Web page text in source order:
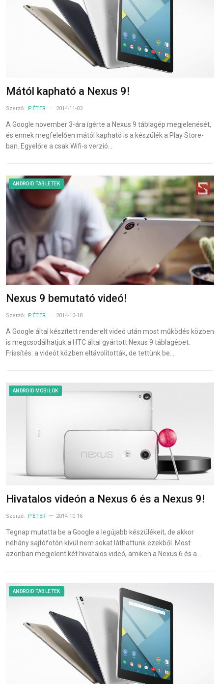
Mától kapható a Nexus 9!
Szerző: PÉTER 2014-11-03
A Google november 3-ára ígérte a Nexus 9 táblagép megjelenését,
és ennek megfelelően mától kapható is a készülék a Play Store-
ban. Egyelőre a csak Wifi-s verzió…
ANDROID TABLETEK
Nexus 9 bemutató videó!
Szerző: PÉTER 2014-10-18
A Google által készített renderelt videó után most működés közben
is megcsodálhatjuk a HTC által gyártott Nexus 9 táblagépet.
Frissítés: a videót közben eltávolították, de tettünk be…
ANDROID MOBILOK
Hivatalos videón a Nexus 6 és a Nexus 9!
Szerző: PÉTER 2014-10-16
Tegnap mutatta be a Google a legújabb készülékeit, de akkor
néhány sajtófotón kívül nem sokat láthattunk ezekből. Most
azonban megjelent két hivatalos videó, amiken a Nexus 6 és a…
ANDROID TABLETEK